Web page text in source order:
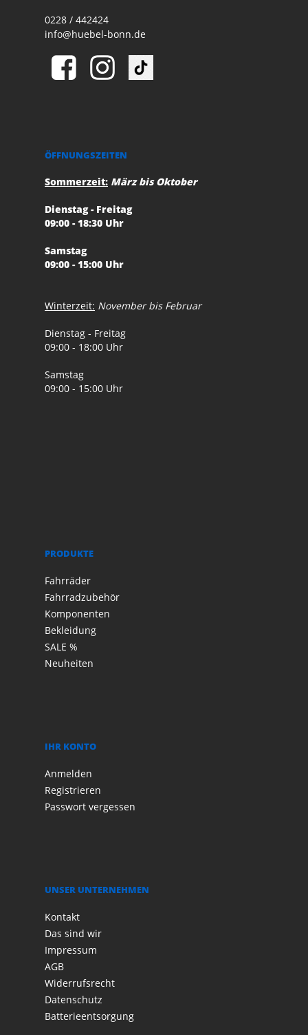
0228 / 442424
info@huebel-bonn.de
ÖFFNUNGSZEITEN
Sommerzeit: März bis Oktober
Dienstag - Freitag
09:00 - 18:30 Uhr
Samstag
09:00 - 15:00 Uhr
Winterzeit: November bis Februar
Dienstag - Freitag
09:00 - 18:00 Uhr
Samstag
09:00 - 15:00 Uhr
PRODUKTE
Fahrräder
Fahrradzubehör
Komponenten
Bekleidung
SALE %
Neuheiten
IHR KONTO
Anmelden
Registrieren
Passwort vergessen
UNSER UNTERNEHMEN
Kontakt
Das sind wir
Impressum
AGB
Widerrufsrecht
Datenschutz
Batterieentsorgung